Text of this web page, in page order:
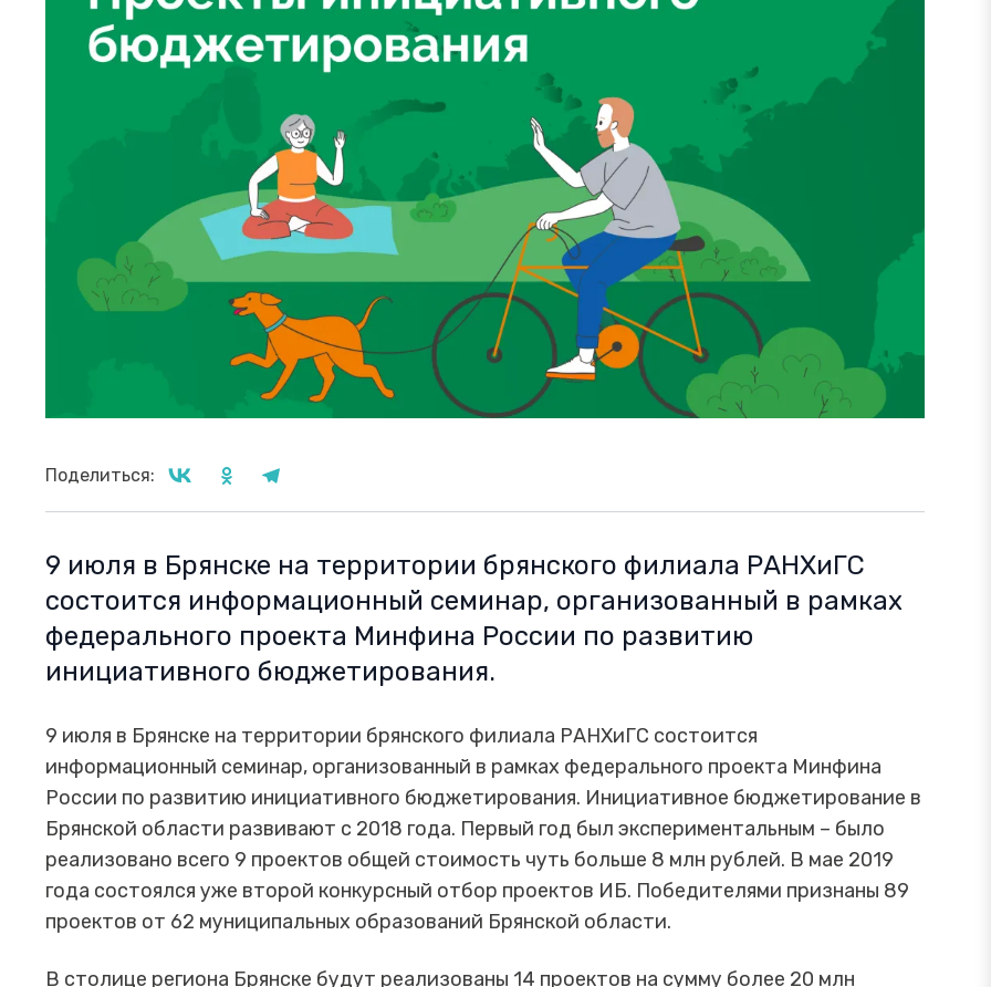
Поделиться:
9 июля в Брянске на территории брянского филиала РАНХиГС
состоится информационный семинар, организованный в рамках
федерального проекта Минфина России по развитию
инициативного бюджетирования.
9 июля в Брянске на территории брянского филиала РАНХиГС состоится
информационный семинар, организованный в рамках федерального проекта Минфина
России по развитию инициативного бюджетирования. Инициативное бюджетирование в
Брянской области развивают с 2018 года. Первый год был экспериментальным – было
реализовано всего 9 проектов общей стоимость чуть больше 8 млн рублей. В мае 2019
года состоялся уже второй конкурсный отбор проектов ИБ. Победителями признаны 89
проектов от 62 муниципальных образований Брянской области.
В столице региона Брянске будут реализованы 14 проектов на сумму более 20 млн